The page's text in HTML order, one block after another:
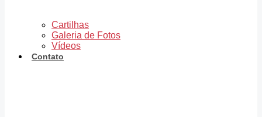
Cartilhas
Galeria de Fotos
Vídeos
Contato